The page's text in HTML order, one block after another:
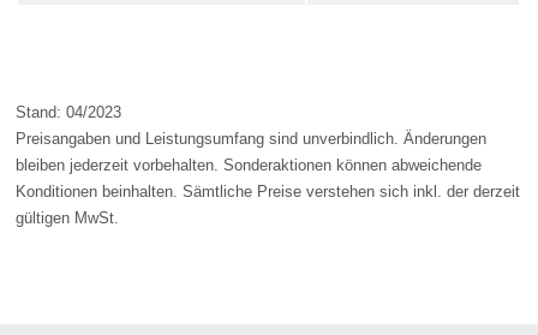
Stand: 04/2023
Preisangaben und Leistungsumfang sind unverbindlich. Änderungen
bleiben jederzeit vorbehalten. Sonderaktionen können abweichende
Konditionen beinhalten. Sämtliche Preise verstehen sich inkl. der derzeit
gültigen MwSt.